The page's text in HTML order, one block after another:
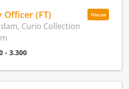
Nieuw
Officer (FT)
Curio Collection
- 3.300